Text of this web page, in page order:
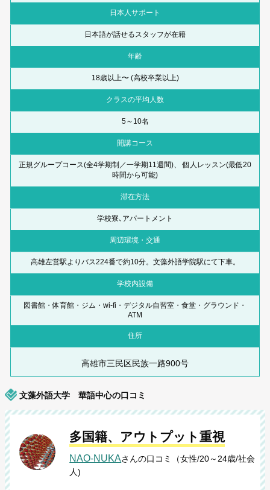
日本人サポート
日本語が話せるスタッフが在籍
年齢
18歳以上〜 (高校卒業以上)
クラスの平均人数
5～10名
開講コース
正規グループコース(全4学期制／一学期11週間)、 個人レッスン(最低20
時間から可能)
滞在方法
学校寮､アパートメント
周辺環境・交通
高雄左営駅よりバス224番で約10分。文藻外語学院駅にて下車。
学校内設備
図書館・体育館・ジム・wi-fi・デジタル自習室・食堂・グラウンド・
ATM
住所
高雄市三民区民族一路900号
文藻外語大学 華語中心の口コミ
多国籍、アウトプット重視
NAO-NUKAさんの口コミ（女性/20～24歳/社会
人)